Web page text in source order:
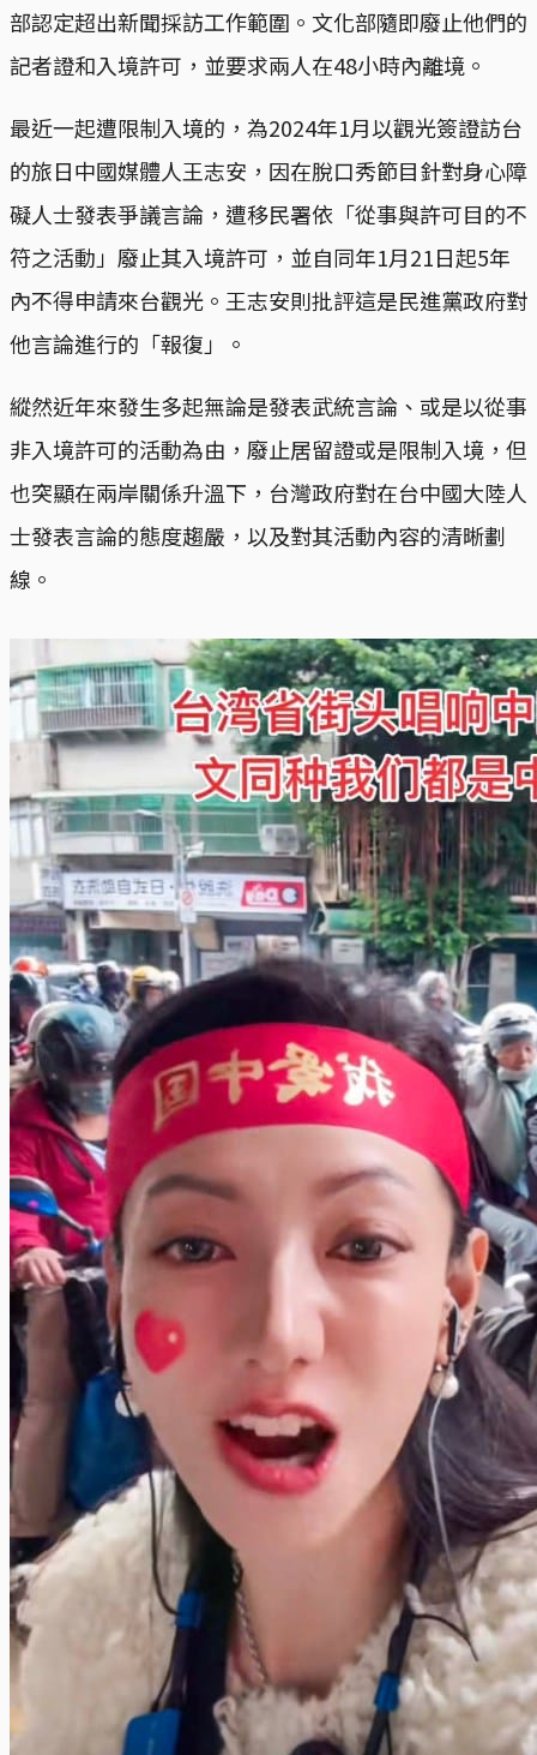
部認定超出新聞採訪工作範圍。文化部隨即廢止他們的
記者證和入境許可，並要求兩人在48小時內離境。
最近一起遭限制入境的，為2024年1月以觀光簽證訪台
的旅日中國媒體人王志安，因在脫口秀節目針對身心障
礙人士發表爭議言論，遭移民署依「從事與許可目的不
符之活動」廢止其入境許可，並自同年1月21日起5年
內不得申請來台觀光。王志安則批評這是民進黨政府對
他言論進行的「報復」。
縱然近年來發生多起無論是發表武統言論、或是以從事
非入境許可的活動為由，廢止居留證或是限制入境，但
也突顯在兩岸關係升溫下，台灣政府對在台中國大陸人
士發表言論的態度趨嚴，以及對其活動內容的清晰劃
線。